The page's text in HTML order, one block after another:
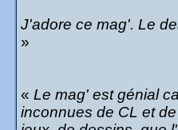
J'adore ce mag'. Le
»
« Le mag' est génial
inconnues de CL et